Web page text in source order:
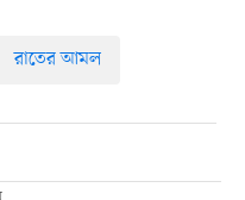
রাতের আমল